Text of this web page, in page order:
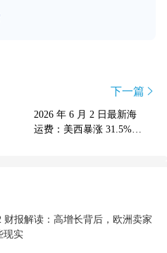
下一篇
2026 年 6 月 2 日最新海
运费：美西暴涨 31.5%
财报解读：高增长背后，欧洲卖家
现实